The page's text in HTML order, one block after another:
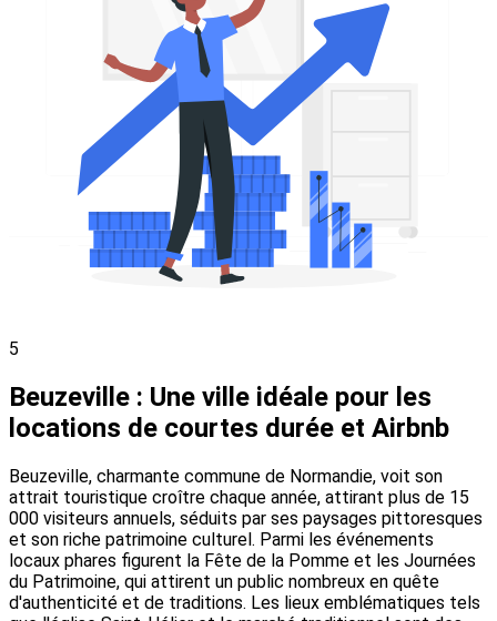
5
Beuzeville : Une ville idéale pour les
locations de courtes durée et Airbnb
Beuzeville, charmante commune de Normandie, voit son
attrait touristique croître chaque année, attirant plus de 15
000 visiteurs annuels, séduits par ses paysages pittoresques
et son riche patrimoine culturel. Parmi les événements
locaux phares figurent la Fête de la Pomme et les Journées
du Patrimoine, qui attirent un public nombreux en quête
d'authenticité et de traditions. Les lieux emblématiques tels